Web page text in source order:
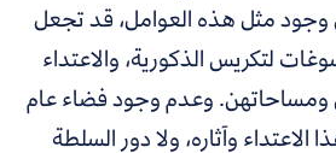
وجود مثل هذه العوامل، قد تجعل
لتكريس الذكورية، والاعتداء
ومساحاتهن. وعدم وجود فضاء عام
وآثاره، ولا دور السلطة